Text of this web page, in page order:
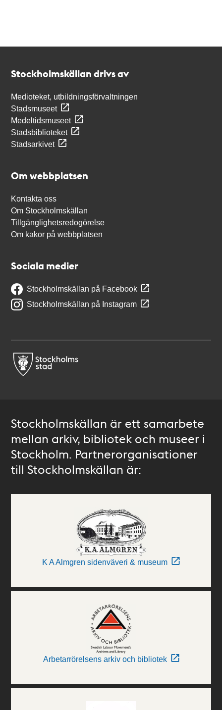
Stockholmskällan drivs av
Medioteket, utbildningsförvaltningen
Stadsmuseet
Medeltidsmuseet
Stadsbiblioteket
Stadsarkivet
Om webbplatsen
Kontakta oss
Om Stockholmskällan
Tillgänglighetsredogörelse
Om kakor på webbplatsen
Sociala medier
Stockholmskällan på Facebook
Stockholmskällan på Instagram
Stockholmskällan är ett samarbete
mellan arkiv, bibliotek och museer i
Stockholm. Partnerorganisationer
till Stockholmskällan är:
K A Almgren sidenväveri & museum
Arbetarrörelsens arkiv och bibliotek